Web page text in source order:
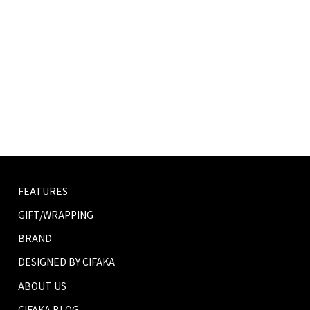
FEATURES
GIFT/WRAPPING
BRAND
DESIGNED BY CIFAKA
ABOUT US